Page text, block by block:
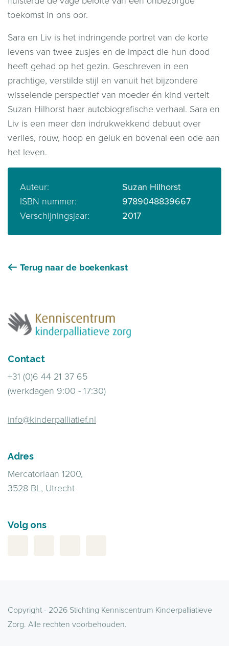
toekomst in ons oor.
Sara en Liv is het indringende portret van de korte
levens van twee zusjes en de impact die hun dood
heeft gehad op het gezin. Geschreven in een
prachtige, verstilde stijl en vanuit het bijzondere
wisselende perspectief van moeder én kind vertelt
Suzan Hilhorst haar autobiografische verhaal. Sara en
Liv is een meer dan indrukwekkend debuut over
verlies, rouw, hoop en geluk en bovenal een ode aan
het leven.
Auteur:
Suzan Hilhorst
ISBN nummer:
9789048839667
Verschijningsjaar:
2017
Terug naar de boekenkast
Contact
+31 (0)6 44 21 37 65
(werkdagen 9:00 - 17:30)
info@kinderpalliatief.nl
Adres
Mercatorlaan 1200,
3528 BL, Utrecht
Volg ons
Copyright - 2026 Stichting Kenniscentrum Kinderpalliatieve
Zorg. Alle rechten voorbehouden.